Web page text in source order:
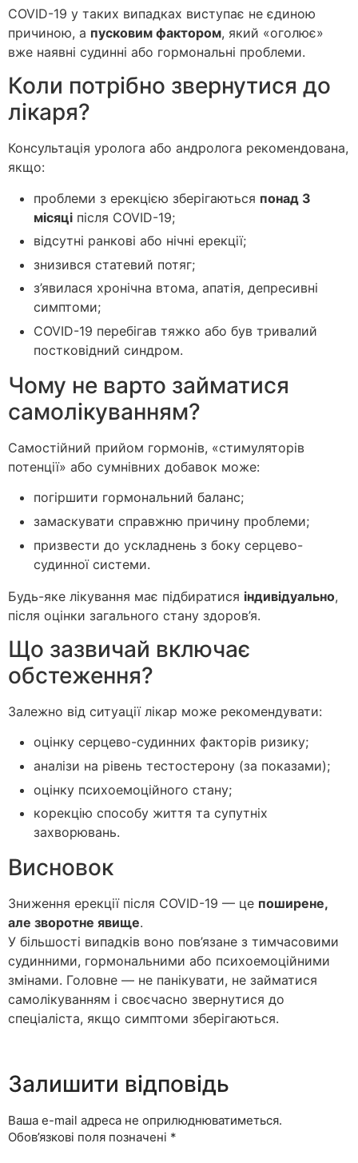
COVID-19 у таких випадках виступає не єдиною
причиною, а пусковим фактором, який «оголює»
вже наявні судинні або гормональні проблеми.
Коли потрібно звернутися до
лікаря?
Консультація уролога або андролога рекомендована,
якщо:
проблеми з ерекцією зберігаються понад 3
місяці після COVID-19;
відсутні ранкові або нічні ерекції;
знизився статевий потяг;
з’явилася хронічна втома, апатія, депресивні
симптоми;
COVID-19 перебігав тяжко або був тривалий
постковідний синдром.
Чому не варто займатися
самолікуванням?
Самостійний прийом гормонів, «стимуляторів
потенції» або сумнівних добавок може:
погіршити гормональний баланс;
замаскувати справжню причину проблеми;
призвести до ускладнень з боку серцево-
судинної системи.
Будь-яке лікування має підбиратися індивідуально,
після оцінки загального стану здоров’я.
Що зазвичай включає
обстеження?
Залежно від ситуації лікар може рекомендувати:
оцінку серцево-судинних факторів ризику;
аналізи на рівень тестостерону (за показами);
оцінку психоемоційного стану;
корекцію способу життя та супутніх
захворювань.
Висновок
Зниження ерекції після COVID-19 — це поширене,
але зворотне явище.
У більшості випадків воно пов’язане з тимчасовими
судинними, гормональними або психоемоційними
змінами. Головне — не панікувати, не займатися
самолікуванням і своєчасно звернутися до
спеціаліста, якщо симптоми зберігаються.
Залишити відповідь
Ваша e-mail адреса не оприлюднюватиметься.
Обов’язкові поля позначені *